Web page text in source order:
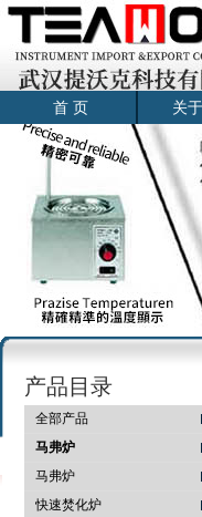
首 页 关
产品目录
全部产品
马弗炉
马弗炉
快速焚化炉